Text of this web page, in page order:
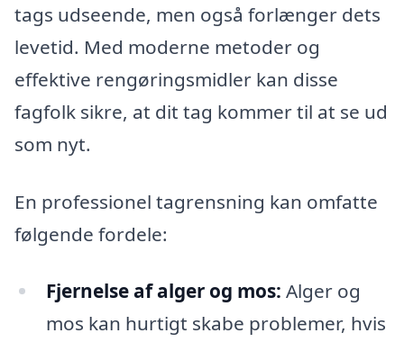
tags udseende, men også forlænger dets
levetid. Med moderne metoder og
effektive rengøringsmidler kan disse
fagfolk sikre, at dit tag kommer til at se ud
som nyt.
En professionel tagrensning kan omfatte
følgende fordele:
Fjernelse af alger og mos: Alger og
mos kan hurtigt skabe problemer, hvis